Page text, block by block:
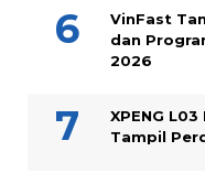
VinFast
dan
2026
XPENG
Tampil